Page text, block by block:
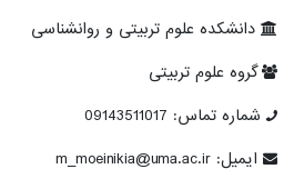
دانشکده علوم تربیتی و روانشناسی
گروه علوم تربیتی
شماره تماس: 09143511017
ایمیل: m_moeinikia@uma.ac.ir